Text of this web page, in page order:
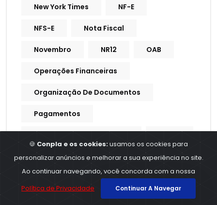
New York Times NF-E
NFS-E Nota Fiscal
Novembro NR12 OAB
Operações Financeiras
Organização De Documentos
Pagamentos
Pcd PEC 45 Pensão
Pensão Alimentícia
Pente Fino
🍪 Conpla e os cookies:usamos os cookies para
personalizar anúncios e melhorar a sua experiência no site.
Ao continuar navegando, você concorda com a nossa
Política de Privacidade
Continuar A Navegar